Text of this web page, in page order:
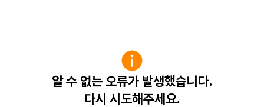
알 수 없는 오류가 발생했습니다.
다시 시도해주세요.